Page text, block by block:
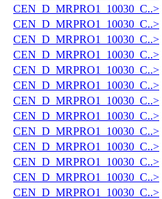
CEN_D_MRPRO1_10030_C..>
CEN_D_MRPRO1_10030_C..>
CEN_D_MRPRO1_10030_C..>
CEN_D_MRPRO1_10030_C..>
CEN_D_MRPRO1_10030_C..>
CEN_D_MRPRO1_10030_C..>
CEN_D_MRPRO1_10030_C..>
CEN_D_MRPRO1_10030_C..>
CEN_D_MRPRO1_10030_C..>
CEN_D_MRPRO1_10030_C..>
CEN_D_MRPRO1_10030_C..>
CEN_D_MRPRO1_10030_C..>
CEN_D_MRPRO1_10030_C..>